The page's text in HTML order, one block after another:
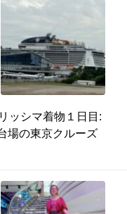
ッシマ着物１日目:
場の東京クルーズ